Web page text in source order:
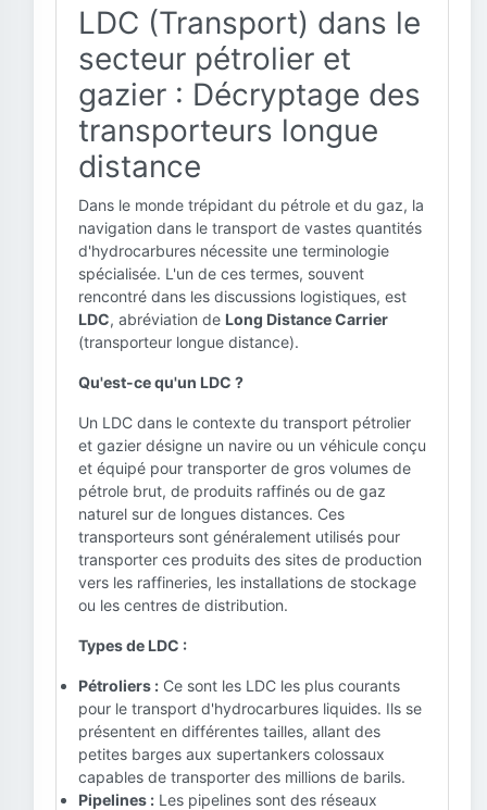
LDC (Transport) dans le
secteur pétrolier et
gazier : Décryptage des
transporteurs longue
distance
Dans le monde trépidant du pétrole et du gaz, la
navigation dans le transport de vastes quantités
d'hydrocarbures nécessite une terminologie
spécialisée. L'un de ces termes, souvent
rencontré dans les discussions logistiques, est
LDC, abréviation de Long Distance Carrier
(transporteur longue distance).
Qu'est-ce qu'un LDC ?
Un LDC dans le contexte du transport pétrolier
et gazier désigne un navire ou un véhicule conçu
et équipé pour transporter de gros volumes de
pétrole brut, de produits raffinés ou de gaz
naturel sur de longues distances. Ces
transporteurs sont généralement utilisés pour
transporter ces produits des sites de production
vers les raffineries, les installations de stockage
ou les centres de distribution.
Types de LDC :
Pétroliers : Ce sont les LDC les plus courants
pour le transport d'hydrocarbures liquides. Ils se
présentent en différentes tailles, allant des
petites barges aux supertankers colossaux
capables de transporter des millions de barils.
Pipelines : Les pipelines sont des réseaux